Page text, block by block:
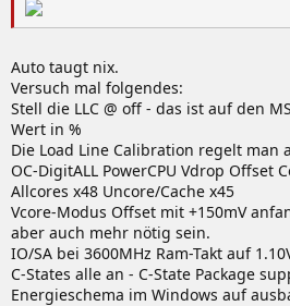
Auto taugt nix.
Versuch mal folgendes:
Stell die LLC @ off - das ist auf den
Wert in %
Die Load Line Calibration regelt man
OC-DigitALL PowerCPU Vdrop Offset
Allcores x48 Uncore/Cache x45
Vcore-Modus Offset mit +150mV
aber auch mehr nötig sein.
IO/SA bei 3600MHz Ram-Takt auf
C-States alle an - C-State Package
Energieschema im Windows auf